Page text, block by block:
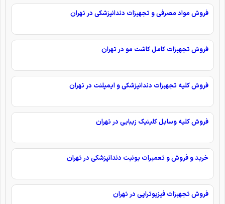
فروش مواد مصرفی و تجهیزات دندانپزشکی در تهران
فروش تجهیزات کامل کاشت مو در تهران
فروش کلیه تجهیزات دندانپزشکی و ایمپلنت در تهران
فروش کلیه وسایل کلینیک زیبایی در تهران
خرید و فروش و تعمیرات یونیت دندانپزشکی در تهران
فروش تجهیزات فیزیوتراپی در تهران